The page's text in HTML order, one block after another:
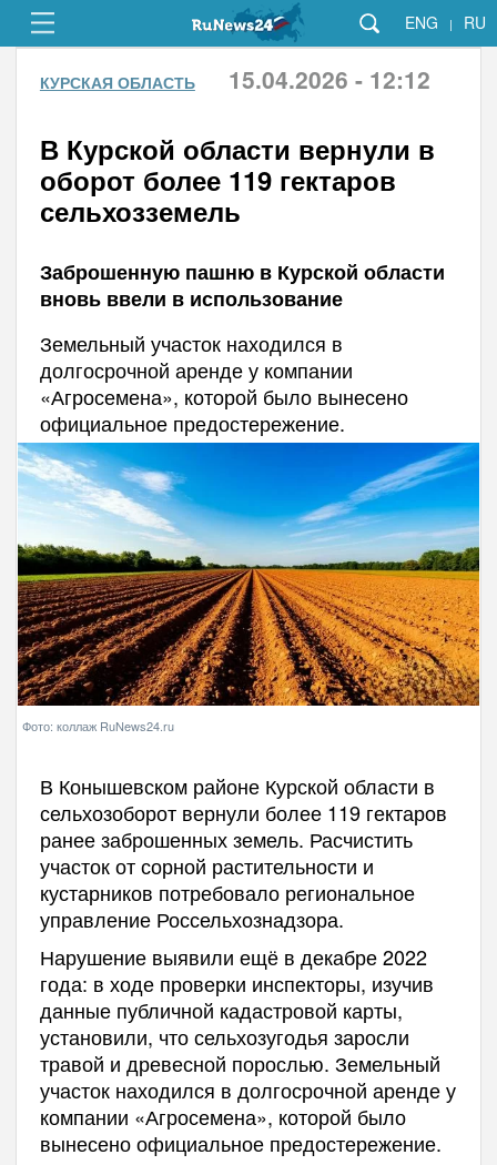
ENG | RU
КУРСКАЯ ОБЛАСТЬ 15.04.2026 - 12:12
В Курской области вернули в
оборот более 119 гектаров
сельхозземель
Заброшенную пашню в Курской области
вновь ввели в использование
Земельный участок находился в
долгосрочной аренде у компании
«Агросемена», которой было вынесено
официальное предостережение.
Фото: коллаж RuNews24.ru
В Конышевском районе Курской области в
сельхозоборот вернули более 119 гектаров
ранее заброшенных земель. Расчистить
участок от сорной растительности и
кустарников потребовало региональное
управление Россельхознадзора.
Нарушение выявили ещё в декабре 2022
года: в ходе проверки инспекторы, изучив
данные публичной кадастровой карты,
установили, что сельхозугодья заросли
травой и древесной порослью. Земельный
участок находился в долгосрочной аренде у
компании «Агросемена», которой было
вынесено официальное предостережение.